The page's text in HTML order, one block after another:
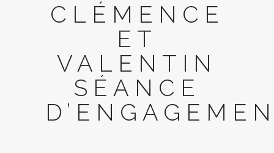
CLÉMENCE
ET
VALENTIN
SÉANCE